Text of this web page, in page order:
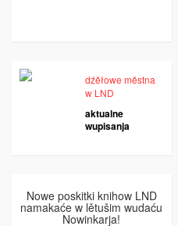
dźěłowe městna
w LND
aktualne
wupisanja
Nowe poskitki knihow LND
namakaće w lětušim wudaću
Nowinkarja!